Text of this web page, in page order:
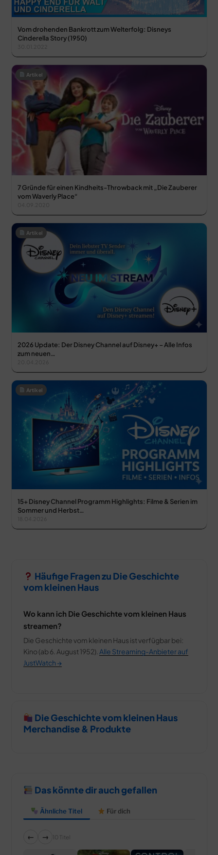
Vom drohenden Bankrott zum Welterfolg: Disneys
Cinderella Story (1950)
Artikel
7 Gründe für einen Kindheits-Throwback mit „Die Zauberer
vom Waverly Place“
04.09.2020
Artikel
2026 Update: Der Disney Channel auf Disney+ – Alle Infos
zum neuen…
Artikel
15+ Disney Channel Programm Highlights: Filme & Serien im
Sommer und Herbst…
18.04.2026
Häufige Fragen zu Die Geschichte
vom kleinen Haus
Wo kann ich Die Geschichte vom kleinen Haus
streamen?
Die Geschichte vom kleinen Haus ist verfügbar bei:
Kino (ab 6. August 1952). Alle Streaming-Anbieter auf
JustWatch →
Die Geschichte vom kleinen Haus
Merchandise & Produkte
Das könnte dir auch gefallen
Ähnliche Titel Für dich
← → 10 Titel